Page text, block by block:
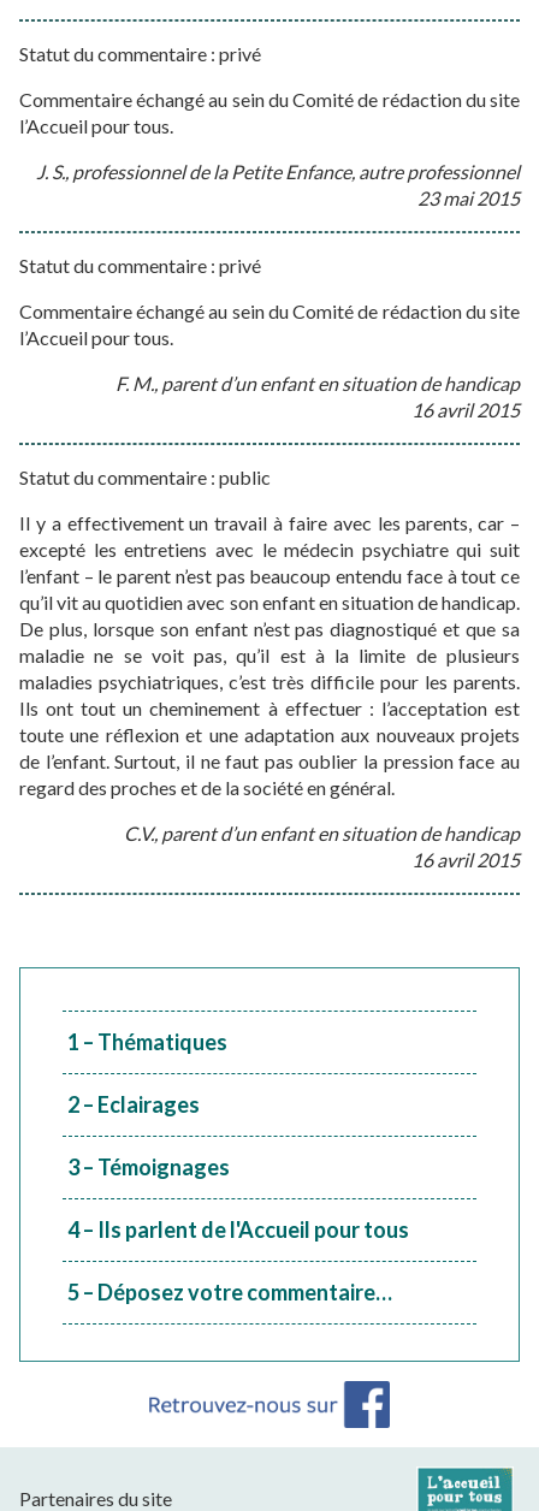
Statut du commentaire : privé
Commentaire échangé au sein du Comité de rédaction du site
l’Accueil pour tous.
J. S., professionnel de la Petite Enfance, autre professionnel
23 mai 2015
Statut du commentaire : privé
Commentaire échangé au sein du Comité de rédaction du site
l’Accueil pour tous.
F. M., parent d’un enfant en situation de handicap
16 avril 2015
Statut du commentaire : public
Il y a effectivement un travail à faire avec les parents, car –
excepté les entretiens avec le médecin psychiatre qui suit
l’enfant – le parent n’est pas beaucoup entendu face à tout ce
qu’il vit au quotidien avec son enfant en situation de handicap.
De plus, lorsque son enfant n’est pas diagnostiqué et que sa
maladie ne se voit pas, qu’il est à la limite de plusieurs
maladies psychiatriques, c’est très difficile pour les parents.
Ils ont tout un cheminement à effectuer : l’acceptation est
toute une réflexion et une adaptation aux nouveaux projets
de l’enfant. Surtout, il ne faut pas oublier la pression face au
regard des proches et de la société en général.
C.V., parent d’un enfant en situation de handicap
16 avril 2015
1 – Thématiques
2 – Eclairages
3 – Témoignages
4 – Ils parlent de l'Accueil pour tous
5 – Déposez votre commentaire…
Partenaires du site